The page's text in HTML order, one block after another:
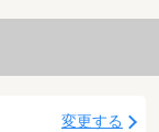
変更する